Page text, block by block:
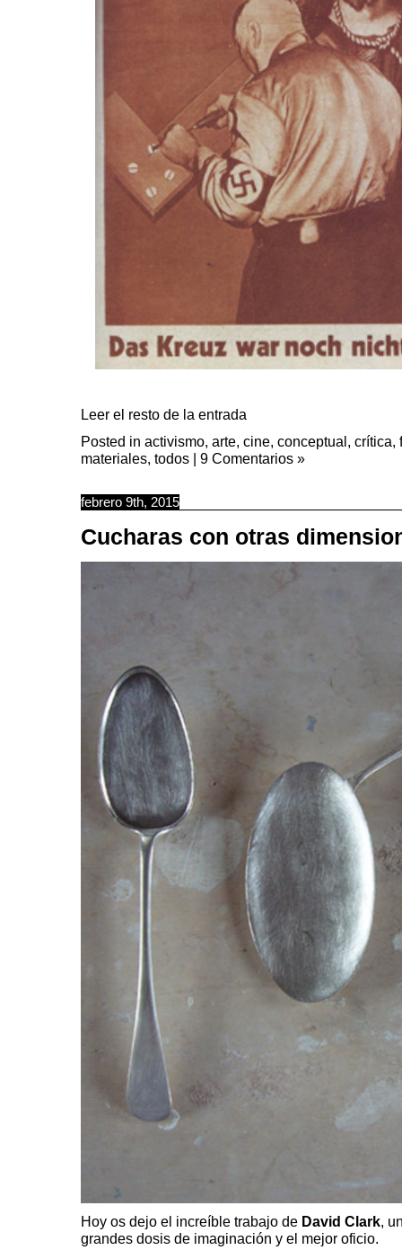
Leer el resto de la entrada
Posted in activismo, arte, cine, conceptual, crítica,
materiales, todos | 9 Comentarios »
febrero 9th, 2015
Cucharas con otras
Hoy os dejo el increíble trabajo de David Clark,
grandes dosis de imaginación y el mejor oficio.